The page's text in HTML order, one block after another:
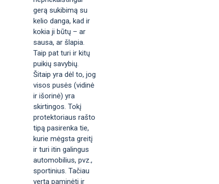
gerą sukibimą su
kelio danga, kad ir
kokia ji būtų – ar
sausa, ar šlapia.
Taip pat turi ir kitų
puikių savybių.
Šitaip yra dėl to, jog
visos pusės (vidinė
ir išorinė) yra
skirtingos. Tokį
protektoriaus rašto
tipą pasirenka tie,
kurie mėgsta greitį
ir turi itin galingus
automobilius, pvz.,
sportinius. Tačiau
verta paminėti ir